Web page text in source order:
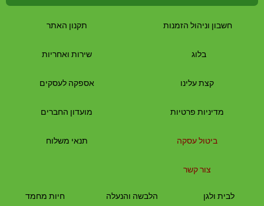
חשבון וניהול הזמנות
בלוג
קצת עלינו
מדיניות פרטיות
ביטול עסקה
צור קשר
תקנון האתר
שירות ואחריות
אספקה לעסקים
מועדון החברים
תנאי משלוח
לבית ולגן הלבשה והנעלה חיות מחמד